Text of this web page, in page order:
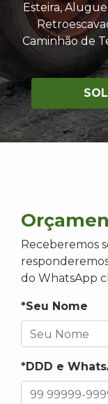
Esteira,
Caminhão de
Receberemos
do WhatsApp
*Seu Nome
*DDD e